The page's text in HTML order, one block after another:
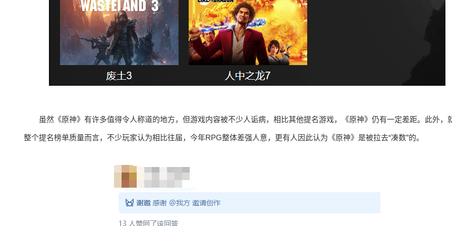
虽然《原神》有许多值得令人称道的地方，但游戏内容被不少人诟病，相比其他提名游戏，《原神》仍有一定差距。此外，
整个提名榜单质量而言，不少玩家认为相比往届，今年RPG整体差强人意，更有人因此认为《原神》是被拉去“凑数”的。